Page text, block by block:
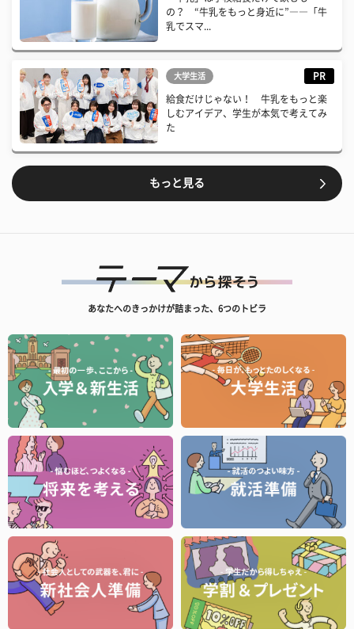
の？ “牛乳をもっと身近に”――「牛
乳でスマ...
大学生活 PR
給食だけじゃない！ 牛乳をもっと楽
しむアイデア、学生が本気で考えてみ
た
もっと見る
あなたへのきっかけが詰まった、6つのトビラ